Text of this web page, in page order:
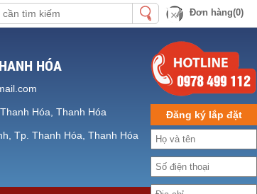
Đơn hàng(0)
HÓA
Hóa, Thanh Hóa
Tp. Thanh Hóa, Thanh Hóa
Đăng ký lắp đặt